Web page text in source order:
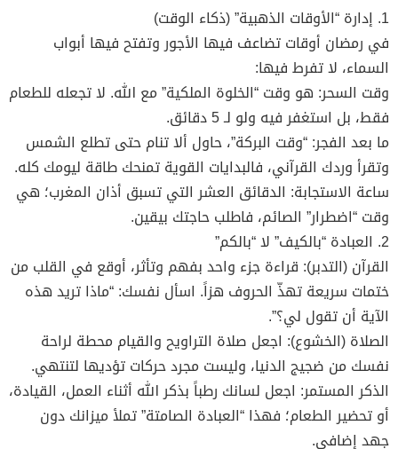
1. إدارة “الأوقات الذهبية” (ذكاء الوقت)
في رمضان أوقات تضاعف فيها الأجور وتفتح فيها أبواب
السماء، لا تفرط فيها:
وقت السحر: هو وقت “الخلوة الملكية” مع الله. لا تجعله للطعام
فقط، بل استغفر فيه ولو لـ 5 دقائق.
ما بعد الفجر: “وقت البركة”، حاول ألا تنام حتى تطلع الشمس
وتقرأ وردك القرآني، فالبدايات القوية تمنحك طاقة ليومك كله.
ساعة الاستجابة: الدقائق العشر التي تسبق أذان المغرب؛ هي
وقت “اضطرار” الصائم، فاطلب حاجتك بيقين.
2. العبادة “بالكيف” لا “بالكم”
القرآن (التدبر): قراءة جزء واحد بفهم وتأثر، أوقع في القلب من
ختمات سريعة تهذّ الحروف هزاً. اسأل نفسك: “ماذا تريد هذه
الآية أن تقول لي؟”.
الصلاة (الخشوع): اجعل صلاة التراويح والقيام محطة لراحة
نفسك من ضجيج الدنيا، وليست مجرد حركات تؤديها لتنتهي.
الذكر المستمر: اجعل لسانك رطباً بذكر الله أثناء العمل، القيادة،
أو تحضير الطعام؛ فهذا “العبادة الصامتة” تملأ ميزانك دون
جهد إضافي.